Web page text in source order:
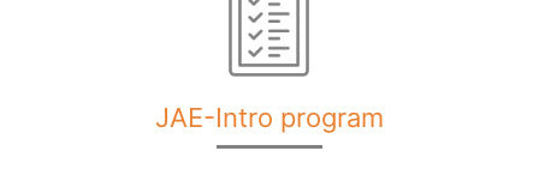
JAE-Intro program